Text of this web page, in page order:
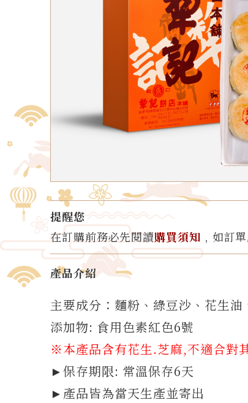
提醒您
在訂購前務必先閱讀購買須知 ﹐如訂
產品介紹
主要成分：麵粉、綠豆沙、花生油
添加物: 食用色素紅色6號
※本產品含有花生.芝麻,不適合對
►保存期限: 常溫保存6天
►產品皆為當天生產並寄出